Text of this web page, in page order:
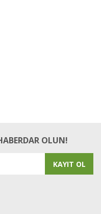
OLUN!
KAYIT OL